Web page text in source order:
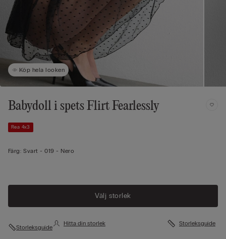
Köp hela looken
Babydoll i spets Flirt Fearlessly
Rea 4x3
Färg: Svart -019 - Nero
Välj storlek
Storleksguide
Hitta din storlek Storleksguide